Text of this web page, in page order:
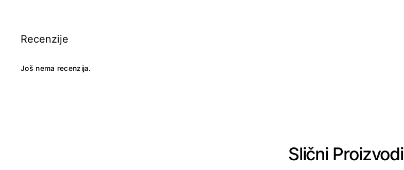
Recenzije
Još nema recenzija.
Slični Proizvodi